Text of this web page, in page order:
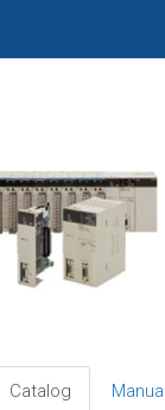
Catalog Manual